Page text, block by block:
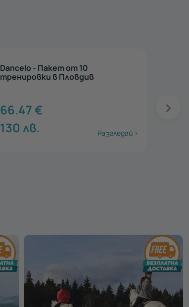
Belly dance за начинаещи - 10
тренировки в Пловдив
66.47€
130лв. Разгледай >